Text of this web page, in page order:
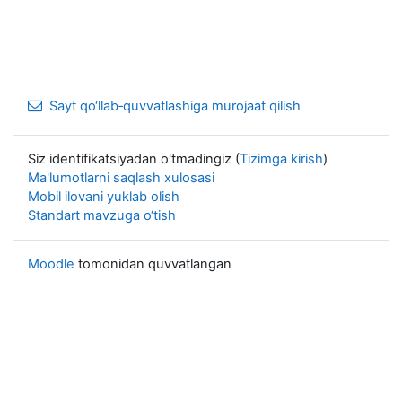
Sayt qo‘llab‑quvvatlashiga murojaat qilish
Siz identifikatsiyadan o'tmadingiz (Tizimga kirish)
Ma'lumotlarni saqlash xulosasi
Mobil ilovani yuklab olish
Standart mavzuga o‘tish
Moodle tomonidan quvvatlangan